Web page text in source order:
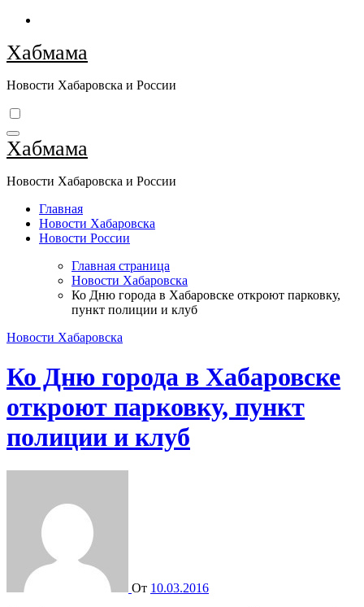
Перейти
содержимому
Хабмама
Новости Хабаровска и России
Хабмама
Новости Хабаровска и России
Главная
Новости Хабаровска
Новости России
Главная страница
Новости Хабаровска
Ко Дню города в Хабаровске откроют парковку,
пункт полиции и клуб
Новости Хабаровска
Ко Дню города в Хабаровске
откроют парковку, пункт
полиции и клуб
От 10.03.2016